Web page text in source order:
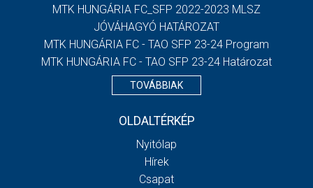
MTK HUNGÁRIA FC_SFP 2022-2023 MLSZ
JÓVÁHAGYÓ HATÁROZAT
MTK HUNGÁRIA FC - TAO SFP 23-24 Program
MTK HUNGÁRIA FC - TAO SFP 23-24 Határozat
TOVÁBBIAK
OLDALTÉRKÉP
Nyitólap
Hírek
Csapat